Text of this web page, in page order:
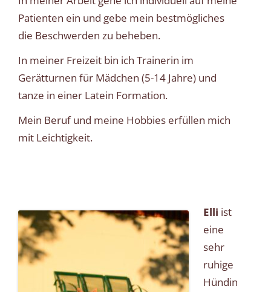
Patienten ein und gebe mein bestmögliches
die Beschwerden zu beheben.
In meiner Freizeit bin ich Trainerin im
Gerätturnen für Mädchen (5-14 Jahre) und
tanze in einer Latein Formation.
Mein Beruf und meine Hobbies erfüllen mich
mit Leichtigkeit.
Elli ist
eine
sehr
ruhige
Hündin